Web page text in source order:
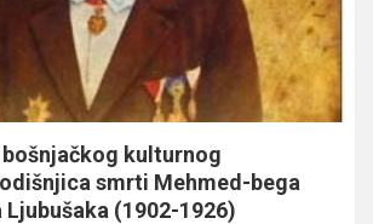
kulturnog
smrti Mehmed-bega
Ljubušaka (1902-1926)